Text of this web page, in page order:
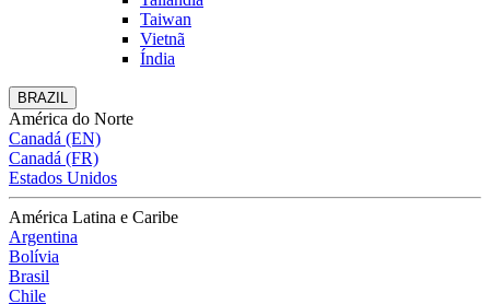
Taiwan
Vietnã
Índia
BRAZIL
América do Norte
Canadá (EN)
Canadá (FR)
Estados Unidos
América Latina e Caribe
Argentina
Bolívia
Brasil
Chile